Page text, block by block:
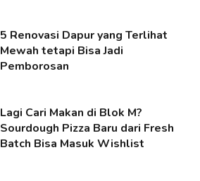
5 Renovasi Dapur yang Terlihat
Mewah tetapi Bisa Jadi
Pemborosan
Lagi Cari Makan di Blok M?
Sourdough Pizza Baru dari Fresh
Batch Bisa Masuk Wishlist